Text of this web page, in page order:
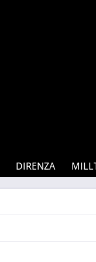
DIRENZA